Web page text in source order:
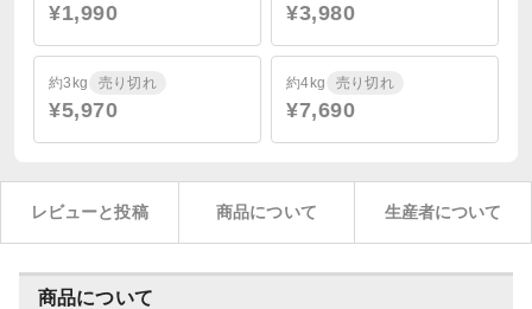
¥1,990 ¥3,980
約3kg 売り切れ
¥5,970
約4kg 売り切れ
¥7,690
レビューと投稿 商品について 生産者について
商品について